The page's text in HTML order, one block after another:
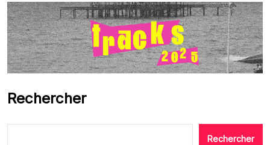
Rechercher
Rechercher